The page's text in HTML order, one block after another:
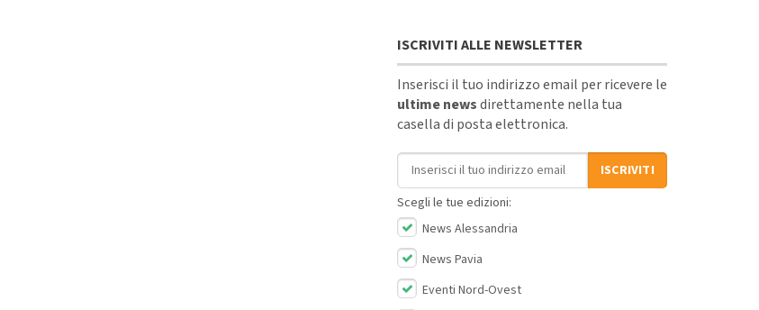
ISCRIVITI ALLE NEWSLETTER
Inserisci il tuo indirizzo email per ricevere le
ultime newsdirettamente nella tua
casella di posta elettronica.
Indirizzo email
ISCRIVITI
Scegli le tue edizioni:
News Alessandria
News Pavia
Eventi Nord-Ovest